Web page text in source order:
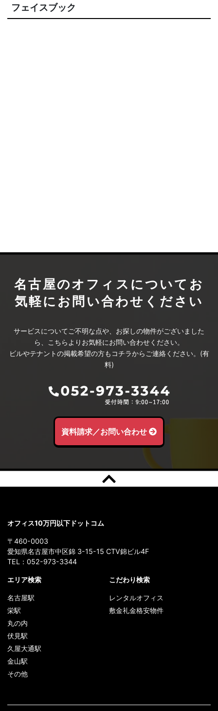
フェイスブック
名古屋のオフィスについて お
気軽にお問い合わせください
サービスについてご不明な点や、お探しの物件がございました
ら、こちらよりお気軽にお問い合わせください。
ビルやテナントの掲載希望の方もコチラからご連絡ください。(有
料)
資料請求／お問い合わせ
オフィス10万円以下ドットコム
〒460-0003
愛知県名古屋市中区錦 3-15-15 CTV錦ビル4F
TEL： 052-973-3344
エリア検索
名古屋駅
栄駅
丸の内
伏見駅
久屋大通駅
金山駅
その他
こだわり検索
レンタルオフィス
敷金礼金格安物件